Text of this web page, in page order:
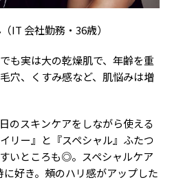
IT 会社勤務・36歳）
も実は大の乾燥肌で、年齢を重
穴、くすみ感など、肌悩みは増
のスキンケアをしながら使える
リー』と『スペシャル』ふたつ
いところも◎。スペシャルケア
好き。頰のハリ感がアップした